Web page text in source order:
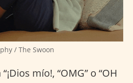
/ The Swoon
mío!, “OMG” o “OH